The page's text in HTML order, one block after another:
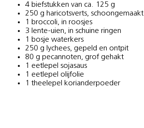
4 biefstukken van ca. 125 g
250 g haricotsverts, schoongemaakt
1 broccoli, in roosjes
3 lente-uien, in schuine ringen
1 bosje waterkers
250 g lychees, gepeld en ontpit
80 g pecannoten, grof gehakt
1 eetlepel sojasaus
1 eetlepel olijfolie
1 theelepel korianderpoeder